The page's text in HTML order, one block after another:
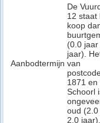
Aanbodtermijn
De
12 staat
koop
(0.0
jaar).
van
1871 en
Schoorl
oud
2.0 jaar).